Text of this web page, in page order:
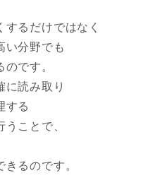
るだけではなく
い分野でも
です。
に読み取り
する
ことで、
るのです。